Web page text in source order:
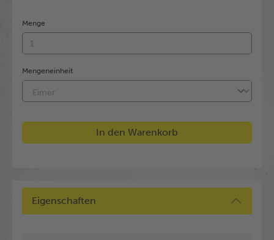
Menge
Mengeneinheit
In den Warenkorb
Eigenschaften